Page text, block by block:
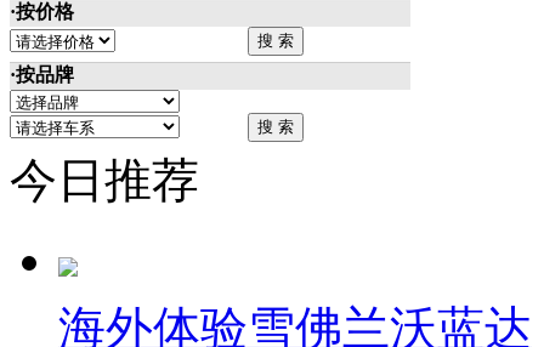
·按价格
·按品牌
今日推荐
海外体验雪佛兰沃蓝达